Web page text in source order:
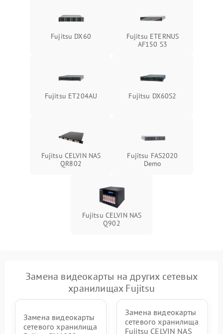
Fujitsu DX60
Fujitsu ETERNUS
AF150 S3
Fujitsu ET204AU Fujitsu DX60S2
Fujitsu CELVIN NAS
QR802
Fujitsu FAS2020
Demo
Fujitsu CELVIN NAS
Q902
Замена видеокарты на других сетевых
хранилищах Fujitsu
Замена видеокарты
сетевого хранилища
Замена видеокарты
сетевого хранилища
Fujitsu CELVIN NAS